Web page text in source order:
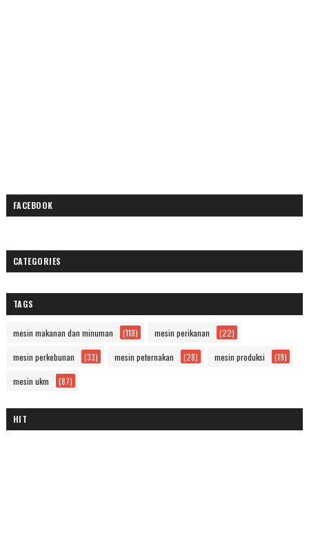
FACEBOOK
CATEGORIES
TAGS
mesin makanan dan minuman (118) mesin perikanan (22)
mesin perkebunan (33) mesin peternakan (28) mesin produksi (19)
mesin ukm (87)
HIT